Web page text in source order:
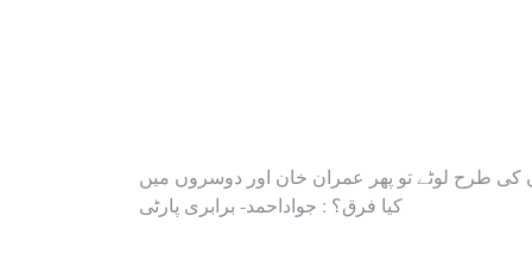
Post
navigation
طرح لوٹے تو پھر عمران خان اور دوسروں میں
کیا فرق؟ : جواداحمد- برابری پارٹی